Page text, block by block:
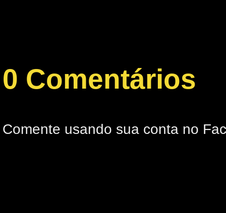
0 Comentários
Comente usando sua conta no